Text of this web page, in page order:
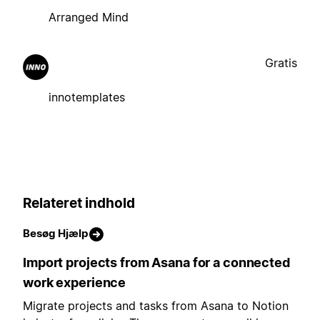
Arranged Mind
innotemplates
Gratis
Relateret indhold
Besøg Hjælp
Import projects from Asana for a connected
work experience
Migrate projects and tasks from Asana to Notion